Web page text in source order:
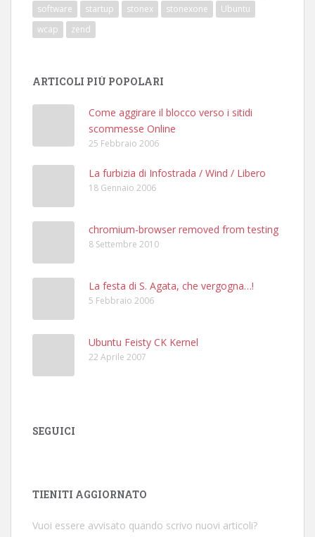
software
startup stonex stonexone
Ubuntu
wcap
zend
ARTICOLI PIÙ POPOLARI
Come aggirare il blocco verso i sitidi
scommesse Online
25 Febbraio 2006
La furbizia di Infostrada / Wind / Libero
18 Gennaio 2006
chromium-browser removed from testing
8 Settembre 2010
La festa di S. Agata, che vergogna…!
5 Febbraio 2006
Ubuntu Feisty CK Kernel
22 Aprile 2007
SEGUICI
TIENITI AGGIORNATO
Vuoi essere avvisato quando scrivo nuovi articoli?